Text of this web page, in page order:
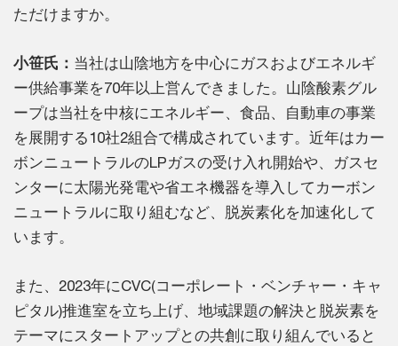
ただけますか。
小笹氏： 当社は山陰地方を中心にガスおよびエネルギ
ー供給事業を70年以上営んできました。山陰酸素グル
ープは当社を中核にエネルギー、食品、自動車の事業
を展開する10社2組合で構成されています。近年はカー
ボンニュートラルのLPガスの受け入れ開始や、ガスセ
ンターに太陽光発電や省エネ機器を導入してカーボン
ニュートラルに取り組むなど、脱炭素化を加速化して
います。
また、2023年にCVC(コーポレート・ベンチャー・キャ
ピタル)推進室を立ち上げ、地域課題の解決と脱炭素を
テーマにスタートアップとの共創に取り組んでいると